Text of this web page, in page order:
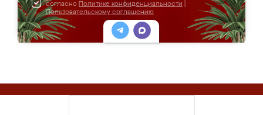
согласно Политике конфиденциальности
Пользовательскому соглашению